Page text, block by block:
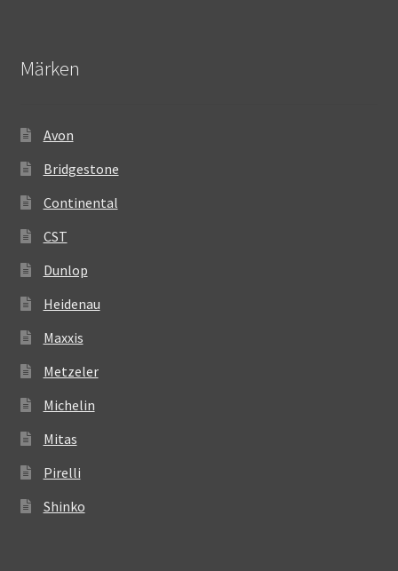
Märken
Avon
Bridgestone
Continental
CST
Dunlop
Heidenau
Maxxis
Metzeler
Michelin
Mitas
Pirelli
Shinko